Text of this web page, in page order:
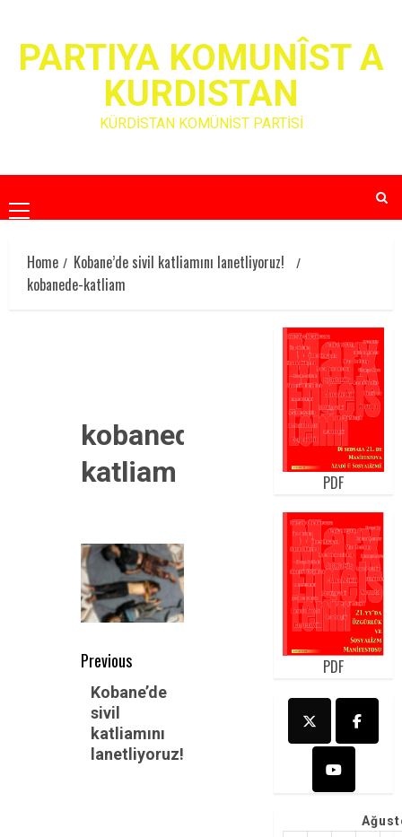
contentPARTIYA KOMUNÎST A
KURDISTAN
KÜRDİSTAN KOMÜNİST PARTİSİ
Primary
Menu
Home
Kobane’de sivil katliamını lanetliyoruz!
kobanede-katliam
kobanede-
katliam
Post
navigation
Previous
Previous
post:
Kobane’de
sivil
katliamını
lanetliyoruz!
PDF
PDF